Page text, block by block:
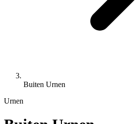
Buiten Urnen
Urnen